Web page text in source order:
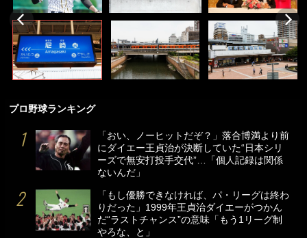
プロ野球ランキング
「おい、ノーヒットだぞ？」落合博満より前
にダイエー王貞治が決断していた“日本シリ
ーズで無安打投手交代”…「個人記録は関係
ないんだ」
「もし優勝できなければ、パ・リーグは終わ
りだった」1999年王貞治ダイエーがつかん
だ“ラストチャンス”の意味「もう1リーグ制
やろな、と」